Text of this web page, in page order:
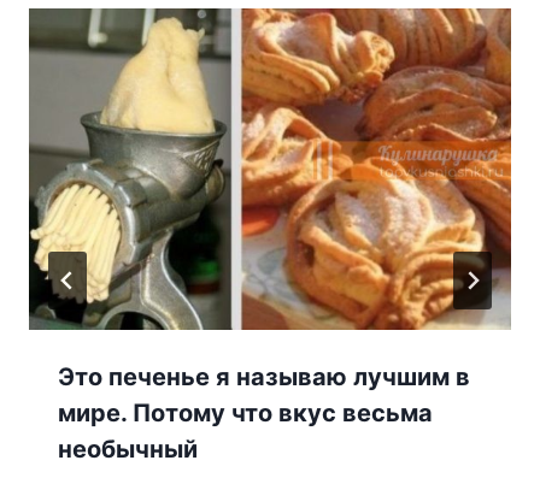
Это печенье я называю лучшим в
мире. Потому что вкус весьма
необычный